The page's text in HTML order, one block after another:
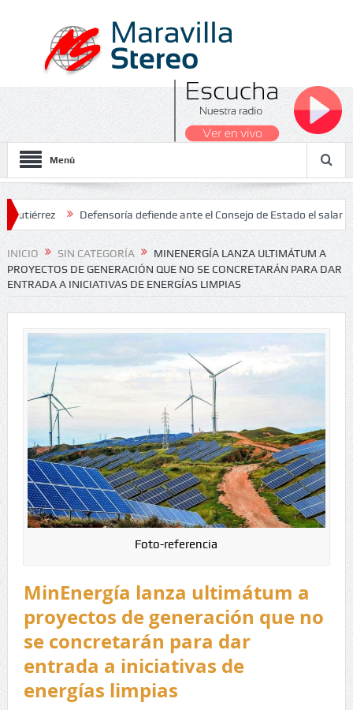
Menú
Defensoría defiende ante el Consejo de Estado el salario
INICIO SIN CATEGORÍA
MINENERGÍA LANZA ULTIMÁTUM A
PROYECTOS DE GENERACIÓN QUE NO SE CONCRETARÁN PARA DAR
ENTRADA A INICIATIVAS DE ENERGÍAS LIMPIAS
Foto-referencia
MinEnergía lanza ultimátum a
proyectos de generación que no
se concretarán para dar
entrada a iniciativas de
energías limpias